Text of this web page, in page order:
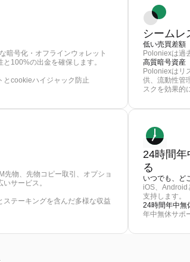
暗号化・オフラインウォレット
100%の出金を確保します。
とcookieハイジャック防止
シームレ
低い売買差額
Poloniexは過
高質暗号資産
Poloniexはリ
供、流動性管
スクを効果的
物、先物コピー取引、オプショ
サービス。
テーキングを含んだ多様な収益
24時間
る
いつでも、ど
iOS、Android
支持します。
24時間年中無
年中無休サポ